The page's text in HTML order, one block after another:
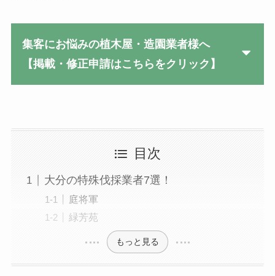
集客にお悩みの植木屋・造園業者様へ
【掲載・修正申請はこちらをクリック】
目次
大分の特殊伐採業者7選！
庭将軍
緑芳苑
もっと見る